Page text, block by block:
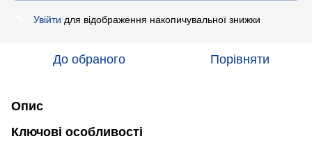
Увійти для відображення накопичувальної знижки
До обраного Порівняти
Опис
Ключові особливості